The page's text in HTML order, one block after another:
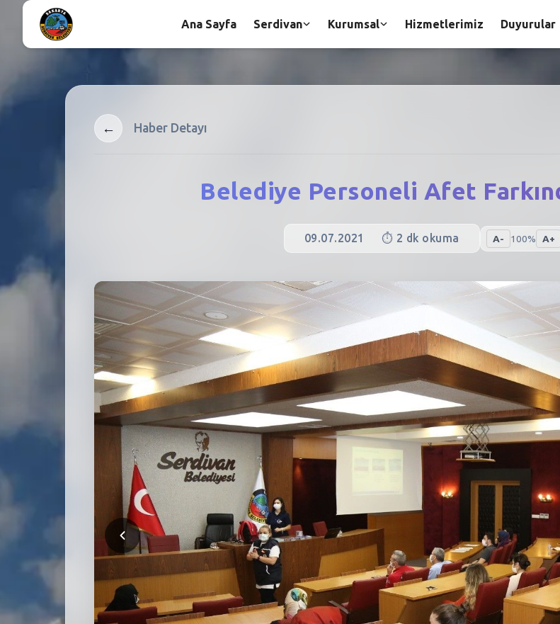
← Haber Detayı
Belediye Personeli Afet
09.07.2021 ⏱️ 2 dk okuma A- 100% A+
Ana Sayfa Serdivan Kurumsal Hizmetlerimiz Duyurular